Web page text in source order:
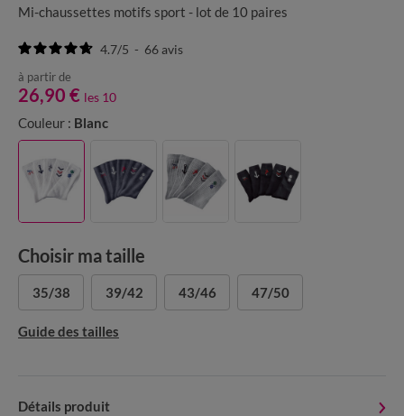
Mi-chaussettes motifs sport - lot de 10 paires
4.7/5 - 66avis
à partir de
26,90 € les 10
Couleur : Blanc
Choisir ma taille
35/38 39/42 43/46 47/50
Guide des tailles
Détails produit